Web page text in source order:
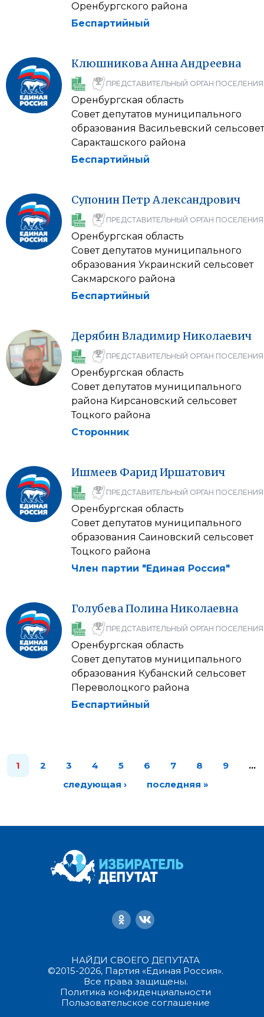
Оренбургского района
Беспартийный
КлюшниковаАннаАндреевна
ПРЕДСТАВИТЕЛЬНЫЙ ОРГАН ПОСЕЛЕНИЯ
Оренбургская область
Совет депутатов муниципального
образования Васильевский сельсовет
Саракташского района
Беспартийный
СупонинПетр Александрович
ПРЕДСТАВИТЕЛЬНЫЙ ОРГАН ПОСЕЛЕНИЯ
Оренбургская область
Совет депутатов муниципального
образования Украинский сельсовет
Сакмарского района
Беспартийный
ДерябинВладимир Николаевич
ПРЕДСТАВИТЕЛЬНЫЙ ОРГАН ПОСЕЛЕНИЯ
Оренбургская область
Совет депутатов муниципального
района Кирсановский сельсовет
Тоцкого района
Сторонник
Ишмеев ФаридИршатович
ПРЕДСТАВИТЕЛЬНЫЙ ОРГАН ПОСЕЛЕНИЯ
Оренбургская область
Совет депутатов муниципального
образования Саиновский сельсовет
Тоцкого района
Член партии "Единая Россия"
ГолубеваПолинаНиколаевна
ПРЕДСТАВИТЕЛЬНЫЙ ОРГАН ПОСЕЛЕНИЯ
Оренбургская область
Совет депутатов муниципального
образования Кубанский сельсовет
Переволоцкого района
Беспартийный
1 2 3 4 5 6 7 8 9
…
следующая ›
последняя »
НАЙДИ СВОЕГО ДЕПУТАТА
©2015-2026, Партия «Единая Россия».
Все права защищены.
Политика конфиденциальности
Пользовательское соглашение